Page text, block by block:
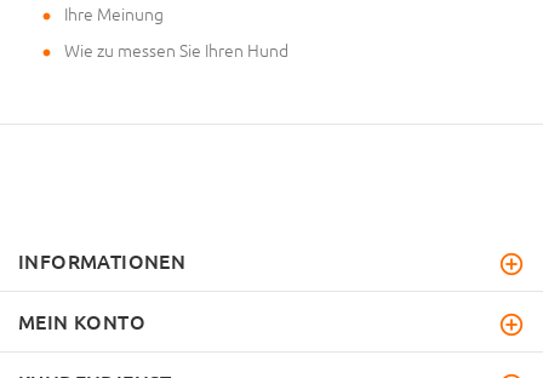
Ihre Meinung
Wie zu messen Sie Ihren Hund
INFORMATIONEN
MEIN KONTO